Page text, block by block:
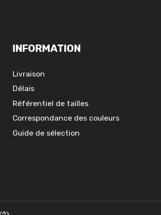
INFORMATION
Livraison
Délais
Référentiel de tailles
Correspondance des couleurs
Guide de sélection